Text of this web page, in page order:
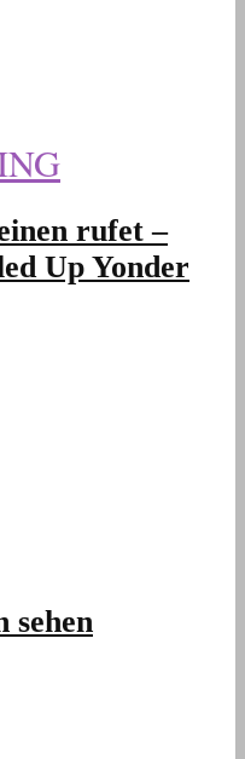
rufet –
Up Yonder
sehen